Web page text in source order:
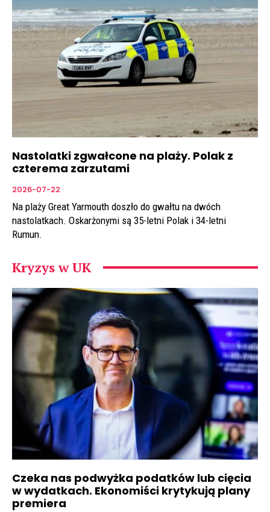
Nastolatki zgwałcone na plaży. Polak z
czterema zarzutami
2026-07-22
Na plaży Great Yarmouth doszło do gwałtu na dwóch
nastolatkach. Oskarżonymi są 35-letni Polak i 34-letni
Rumun.
Kryzys w UK
Czeka nas podwyżka podatków lub cięcia
w wydatkach. Ekonomiści krytykują plany
premiera